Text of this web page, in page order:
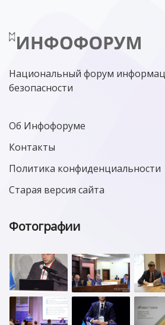
Национальный форум
безопасности
Об Инфофоруме
Контакты
Политика конфиденциальности
Старая версия сайта
Фотографии